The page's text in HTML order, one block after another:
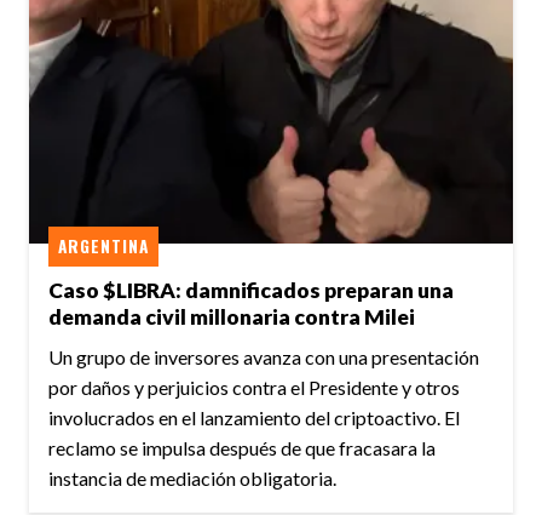
Caso $LIBRA: damnificados preparan una
demanda civil millonaria contra Milei
ARGENTINA
Un grupo de inversores avanza con una presentación
por daños y perjuicios contra el Presidente y otros
involucrados en el lanzamiento del criptoactivo. El
reclamo se impulsa después de que fracasara la
instancia de mediación obligatoria.